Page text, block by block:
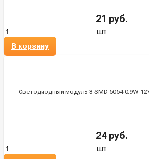
21 руб.
шт
В корзину
Светодиодный модуль 3 SMD 5054 0.9W
24 руб.
шт